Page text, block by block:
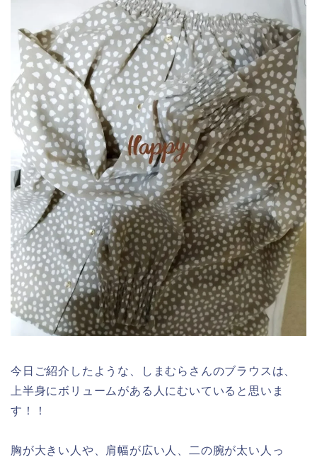
今日ご紹介したような、しまむらさんのブラウスは、
上半身にボリュームがある人にむいていると思いま
す！！
胸が大きい人や、肩幅が広い人、二の腕が太い人っ